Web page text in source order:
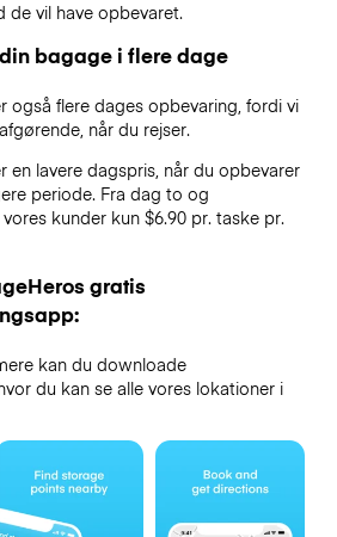
de vil have opbevaret.
bagage i flere dage
også flere dages opbevaring, fordi vi
når du rejser.
en lavere dagspris, når du opbevarer
periode. Fra dag to og
kunder kun $6.90 pr. taske pr.
gratis
kan du downloade
du kan se alle vores lokationer i